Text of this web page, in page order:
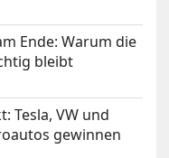
Ende: Warum die
bleibt
Tesla, VW und
gewinnen